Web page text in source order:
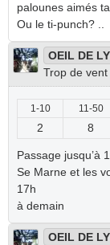
palounes aimés
Ou le ti-punch? ..
OEIL DE
Trop de vent
1-10 11-50
2 8
Passage jusqu’à
Se Marne et les
17h
à demain
OEIL DE